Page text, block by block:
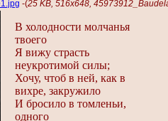
-(25 KB, 516x648,
В холодности молчанья
твоего
Я вижу страсть
неукротимой силы;
Хочу, чтоб в ней, как в
вихре, закружило
И бросило в томленьи,
одного